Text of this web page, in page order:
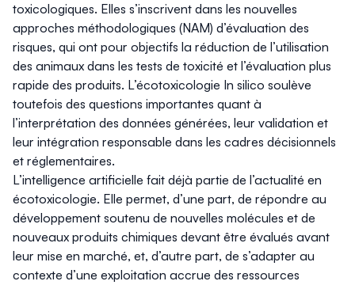
toxicologiques. Elles s’inscrivent dans les nouvelles
approches méthodologiques (NAM) d’évaluation des
risques, qui ont pour objectifs la réduction de l’utilisation
des animaux dans les tests de toxicité et l’évaluation plus
rapide des produits. L’écotoxicologie In silico soulève
toutefois des questions importantes quant à
l’interprétation des données générées, leur validation et
leur intégration responsable dans les cadres décisionnels
et réglementaires.
L’intelligence artificielle fait déjà partie de l’actualité en
écotoxicologie. Elle permet, d’une part, de répondre au
développement soutenu de nouvelles molécules et de
nouveaux produits chimiques devant être évalués avant
leur mise en marché, et, d’autre part, de s’adapter au
contexte d’une exploitation accrue des ressources